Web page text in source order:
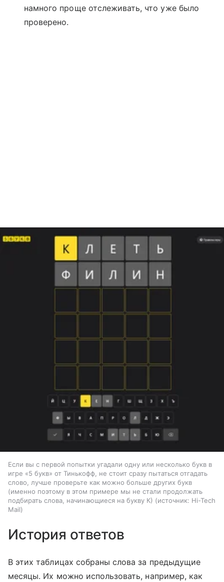
намного проще отслеживать, что уже было
проверено.
Если вы с первой попытки угадали одну или несколько букв в
игре «5 букв» от Тинькофф, не стоит сразу пытаться отгадать
слово, лучше проверьте как можно больше других букв
(именно поэтому в этом примере мы не стали продолжать
подбирать слова, начинающиеся на букву К)
источник: Hi-Tech
Mail
История ответов
В этих таблицах собраны слова за предыдущие
месяцы. Их можно использовать, например, как